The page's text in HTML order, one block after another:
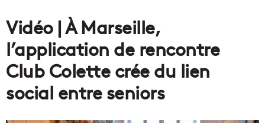
Vidéo | À Marseille,
l’application de rencontre
Club Colette crée du lien
social entre seniors